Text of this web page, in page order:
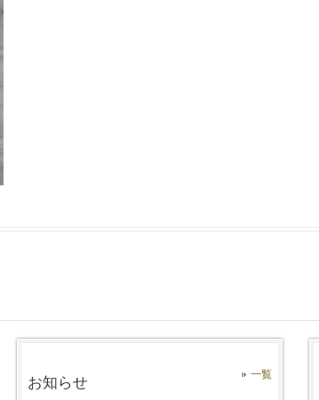
お知らせ
一覧